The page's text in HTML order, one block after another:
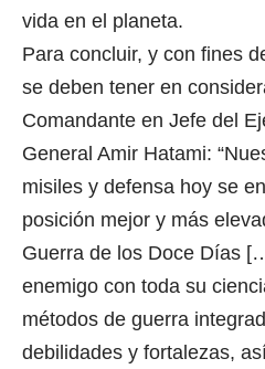
vida en el planeta.
Para concluir, y con fines
se deben tener en
Comandante en Jefe del
General Amir Hatami:
misiles y defensa hoy se
posición mejor y más
Guerra de los Doce Días
enemigo con toda su
métodos de guerra
debilidades y fortalezas,